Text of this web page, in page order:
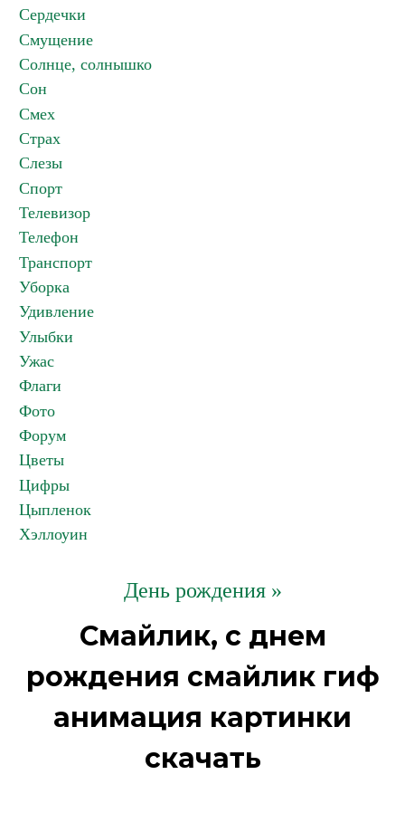
Сердечки
Смущение
Солнце, солнышко
Сон
Смех
Страх
Слезы
Спорт
Телевизор
Телефон
Транспорт
Уборка
Удивление
Улыбки
Ужас
Флаги
Фото
Форум
Цветы
Цифры
Цыпленок
Хэллоуин
День рождения »
Смайлик, с днем
рождения смайлик гиф
анимация картинки
скачать